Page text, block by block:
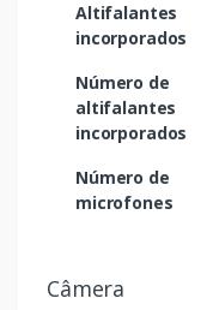
Altifalantes
incorporados
Número de
altifalantes
incorporados
Número de
microfones
Câmera